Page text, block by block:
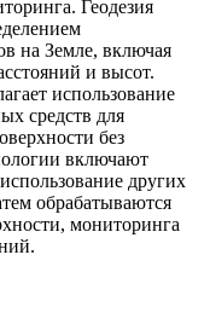
Геодезия
на Земле, включая
и высот.
использование
средств для
без
включают
других
обрабатываются
мониторинга